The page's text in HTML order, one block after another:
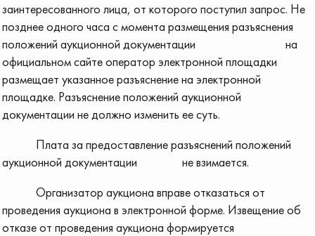
заинтересованного лица, от которого поступил запрос. Не
позднее одного часа с момента размещения разъяснения
положений аукционной документации на
официальном сайте оператор электронной площадки
размещает указанное разъяснение на электронной
площадке. Разъяснение положений аукционной
документации не должно изменить ее суть.
Плата за предоставление разъяснений положений
аукционной документации не взимается.
Организатор аукциона вправе отказаться от
проведения аукциона в электронной форме. Извещение об
отказе от проведения аукциона формируется